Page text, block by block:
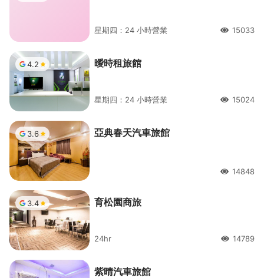
星期四：24 小時營業 人氣15033
4.2 曖時租旅館
星期四：24 小時營業 人氣15024
3.6 亞典春天汽車旅館
人氣14848
3.4 育松園商旅
24hr 人氣14789
紫晴汽車旅館